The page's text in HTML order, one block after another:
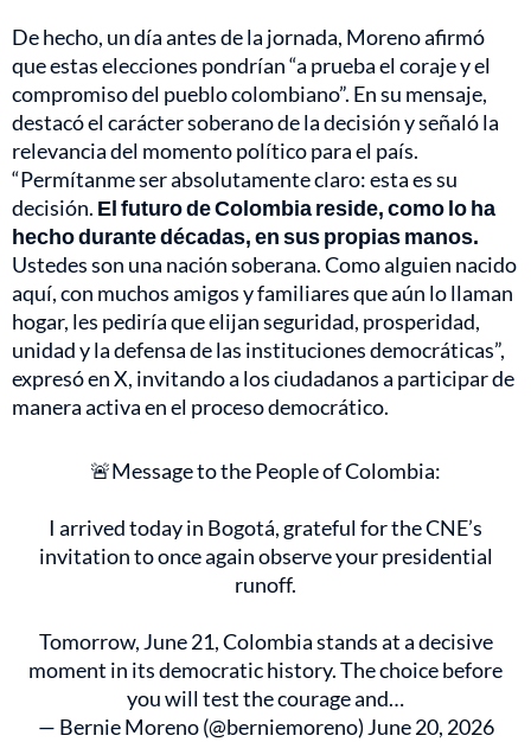
De hecho, un día antes de la jornada, Moreno afirmó
que estas elecciones pondrían “a prueba el coraje y el
compromiso del pueblo colombiano”. En su mensaje,
destacó el carácter soberano de la decisión y señaló la
relevancia del momento político para el país.
“Permítanme ser absolutamente claro: esta es su
decisión. El futuro de Colombia reside, como lo ha
hecho durante décadas, en sus propias manos.
Ustedes son una nación soberana. Como alguien nacido
aquí, con muchos amigos y familiares que aún lo llaman
hogar, les pediría que elijan seguridad, prosperidad,
unidad y la defensa de las instituciones democráticas”,
expresó en X, invitando a los ciudadanos a participar de
manera activa en el proceso democrático.
🚨Message to the People of Colombia:
I arrived today in Bogotá, grateful for the CNE’s
invitation to once again observe your presidential
runoff.
Tomorrow, June 21, Colombia stands at a decisive
moment in its democratic history. The choice before
you will test the courage and…
— Bernie Moreno (@berniemoreno) June 20, 2026